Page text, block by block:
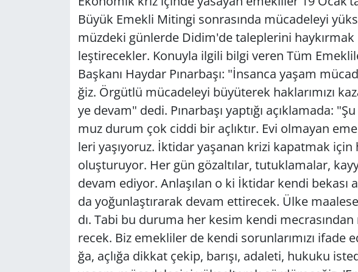
Büyük Emek­li Mi­tin­gi son­ra­sın­da mü­ca­de­le­yi
müz­de­ki gün­ler­de Didim'de ta­lep­le­ri­ni
leş­ti­re­cek­ler. Ko­nuy­la il­gi­li bilgi veren Tüm
Baş­ka­nı Hay­dar Pı­nar­ba­şı: "İnsan­ca yaşam
ğiz. Ör­güt­lü mü­ca­de­le­yi bü­yü­te­rek hak­la­rı­mı­zı
ye devam" dedi. Pı­nar­ba­şı yap­tı­ğı açık­la­ma­da:
muz durum çok ciddi bir aç­lık­tır. Evi ol­ma­yan
le­ri ya­şı­yo­ruz. İkti­dar ya­şa­nan krizi ka­pat­mak
oluş­tu­ru­yor. Her gün gö­zal­tı­lar, tu­tuk­la­ma­lar,
devam edi­yor. An­la­şı­lan o ki İkti­dar kendi be­ka­sı
da yo­ğun­laş­tı­ra­rak devam et­ti­recek. Ülke
dı. Tabi bu du­ru­ma her kesim kendi
recek. Biz emek­li­ler de kendi so­run­la­rı­mı­zı
ğa, aç­lı­ğa dik­kat çekip, ba­rı­şı, ada­le­ti, hu­ku­ku